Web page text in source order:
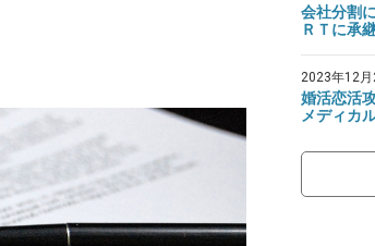
会社分割
ＲＴに承
2023年12月
婚活恋活
メディカ